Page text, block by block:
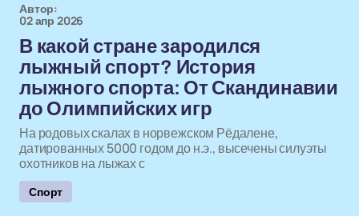
Автор:
02 апр 2026
В какой стране зародился
лыжный спорт? История
лыжного спорта: От Скандинавии
до Олимпийских игр
На родовых скалах в норвежском Рёдалене,
датированных 5000 годом до н.э., высечены силуэты
охотников на лыжах с
Спорт